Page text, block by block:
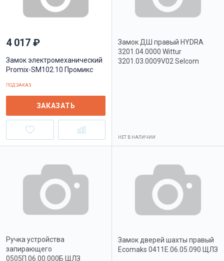
4 017 ₽
Замок электромеханический
Promix-SM102.10 Промикс
ПОД ЗАКАЗ
ЗАКАЗАТЬ
Замок ДШ правый HYDRA
3201.04.0000 Wittur
3201.03.0009V02 Selcom
НЕТ В НАЛИЧИИ
Ручка устройства
запирающего
0505П.06.00.000Б ЩЛЗ
Замок дверей шахты правый
Ecomaks 0411Е.06.05.090 ЩЛЗ